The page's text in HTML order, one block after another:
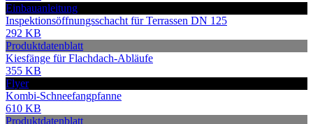
Einbauanleitung
Inspektionsöffnungsschacht für Terrassen DN 125
292 KB
Produktdatenblatt
Kiesfänge für Flachdach-Abläufe
355 KB
Flyer
Kombi-Schneefangpfanne
610 KB
Produktdatenblatt